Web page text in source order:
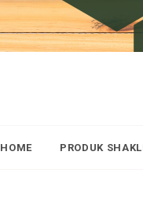
HOME PRODUK